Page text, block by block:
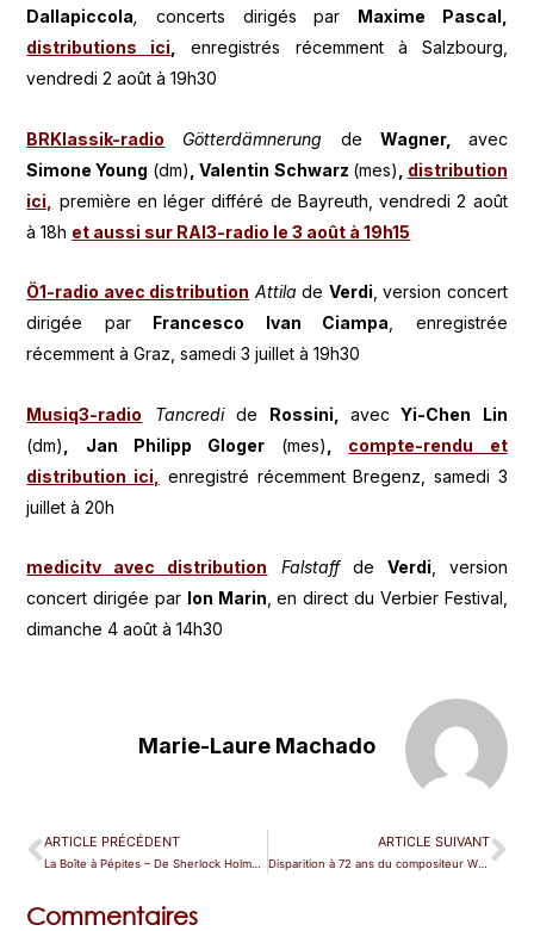
Dallapiccola ,concerts dirigés par Maxime Pascal,
distributions ici
enregistrés récemment à Salzbourg,
vendredi 2 août à 19h30
BRKlassik-radio Götterdämnerung de Wagner, avec
Simone Young (dm) , Valentin Schwarz (mes)
distribution
ici,
première en léger différé de Bayreuth, vendredi 2 août
à 18h et aussi sur RAI3-radio le 3 août à 19h15
Ö1-radio avec distribution Attilade Verdi , version concert
dirigée par Francesco Ivan Ciampa , enregistrée
récemment à Graz, samedi 3 juillet à 19h30
Musiq3-radio Tancredi de Rossini,avec Yi-Chen Lin
(dm)
, Jan Philipp Gloger (mes)
compte-rendu et
distribution ici,
enregistré récemment Bregenz, samedi 3
juillet à 20h
medicitv avec distribution Falstaff de Verdi , version
concert dirigée par Ion Marin , en direct du Verbier Festival,
dimanche 4 août à 14h30
Marie-Laure Machado
ARTICLE PRÉCÉDENT ARTICLE SUIVANT
Disparition à 72 ans du compositeur Wolfgang Rihm
Commentaires